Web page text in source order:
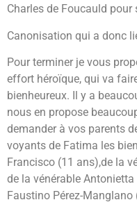
Charles de Foucauld
Canonisation qui a donc
Pour terminer je vous
effort héroïque, qui va
bienheureux. Il y a
nous en propose
demander à vos parents
voyants de Fatima les
Francisco (11 ans),de la
de la vénérable
Faustino Pérez-